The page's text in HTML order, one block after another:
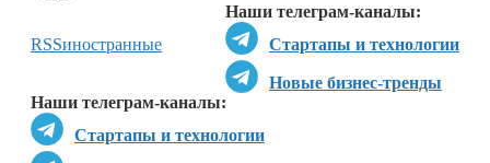
Наши телеграм-каналы:
Стартапы и технологии
Новые бизнес-тренды
Наши телеграм-каналы:
Стартапы и технологии
RSSиностранные